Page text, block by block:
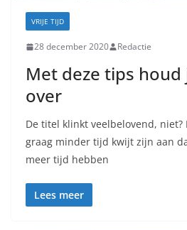
VRIJE TIJD
28 december 2020 Redactie
Met deze tips
over
De titel klinkt veelbelovend,
graag minder tijd kwijt zijn aan
meer tijd hebben
Lees meer